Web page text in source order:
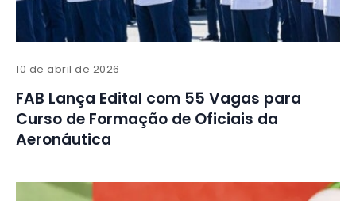
10 de abril de 2026
FAB Lança Edital com 55 Vagas para
Curso de Formação de Oficiais da
Aeronáutica